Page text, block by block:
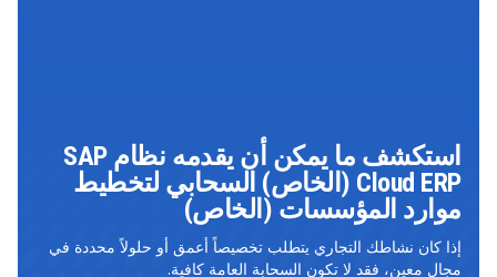
استكشف ما يمكن أن يقدمه نظام SAP
Cloud ERP (الخاص) السحابي لتخطيط
موارد المؤسسات (الخاص)
إذا كان نشاطك التجاري يتطلب تخصيصاً أعمق أو حلولاً محددة في
مجال معين، فقد لا تكون السحابة العامة كافية.